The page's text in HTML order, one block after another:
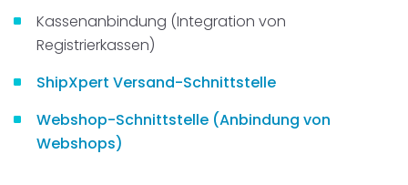
Kassenanbindung (Integration von
Registrierkassen)
ShipXpert Versand-Schnittstelle
Webshop-Schnittstelle (Anbindung von
Webshops)